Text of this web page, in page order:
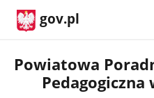
gov.pl
Powiatowa